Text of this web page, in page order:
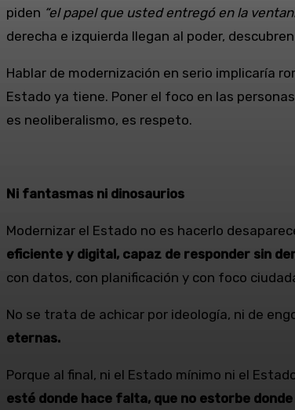
piden “el papel que usted entregó en la
derecha e izquierda llegan al poder,
Hablar de modernización en serio implicaría
Estado ya tiene. Poner el foco en las
es neoliberalismo, es respeto.
Ni fantasmas ni dinosaurios
Modernizar el Estado no es hacerlo
eficiente y digital, capaz de responder sin
con datos, con planificación y con foco
No se trata de achicar por ideología, ni de
eternas.
Porque al final, ni el Estado mínimo ni el
esté donde hace falta, que no estorbe